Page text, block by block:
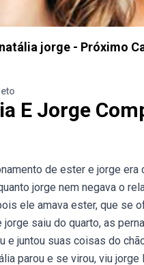
natália jorge - Próximo
E Jorge
de ester e jorge
jorge nem negava o
ele amava ester, que se
saiu do quarto, as
e juntou suas coisas do
parou e se virou, viu